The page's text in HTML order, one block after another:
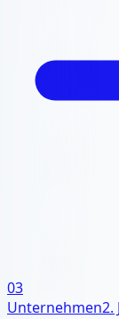
03
Unternehmen2.